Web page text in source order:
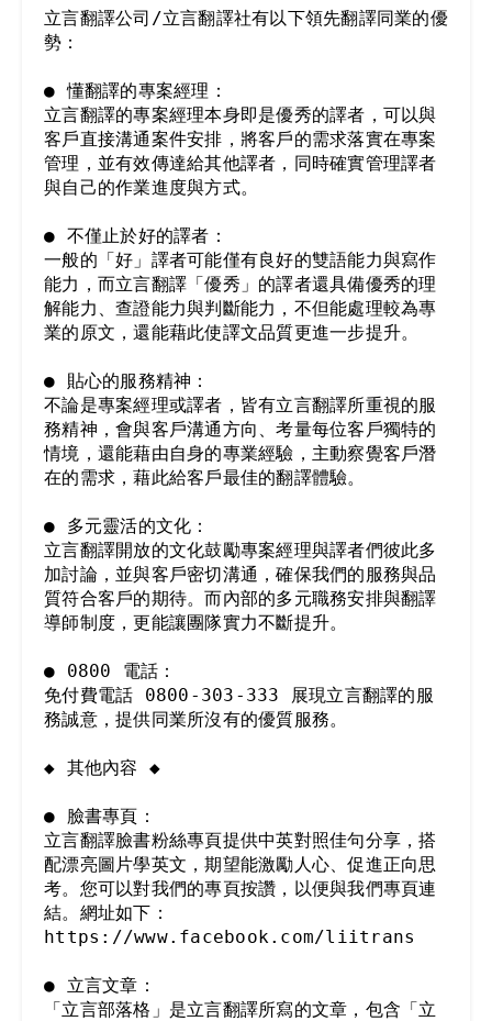
立言翻譯公司/立言翻譯社有以下領先翻譯同業的優
勢：
● 懂翻譯的專案經理：
立言翻譯的專案經理本身即是優秀的譯者，可以與
客戶直接溝通案件安排，將客戶的需求落實在專案
管理，並有效傳達給其他譯者，同時確實管理譯者
與自己的作業進度與方式。
● 不僅止於好的譯者：
一般的「好」譯者可能僅有良好的雙語能力與寫作
能力，而立言翻譯「優秀」的譯者還具備優秀的理
解能力、查證能力與判斷能力，不但能處理較為專
業的原文，還能藉此使譯文品質更進一步提升。
● 貼心的服務精神：
不論是專案經理或譯者，皆有立言翻譯所重視的服
務精神，會與客戶溝通方向、考量每位客戶獨特的
情境，還能藉由自身的專業經驗，主動察覺客戶潛
在的需求，藉此給客戶最佳的翻譯體驗。
● 多元靈活的文化：
立言翻譯開放的文化鼓勵專案經理與譯者們彼此多
加討論，並與客戶密切溝通，確保我們的服務與品
質符合客戶的期待。而內部的多元職務安排與翻譯
導師制度，更能讓團隊實力不斷提升。
● 0800 電話：
免付費電話 0800-303-333 展現立言翻譯的服
務誠意，提供同業所沒有的優質服務。
◆ 其他內容 ◆
● 臉書專頁：
立言翻譯臉書粉絲專頁提供中英對照佳句分享，搭
配漂亮圖片學英文，期望能激勵人心、促進正向思
考。您可以對我們的專頁按讚，以便與我們專頁連
結。網址如下：
https://www.facebook.com/liitrans
● 立言文章：
「立言部落格」是立言翻譯所寫的文章，包含「立